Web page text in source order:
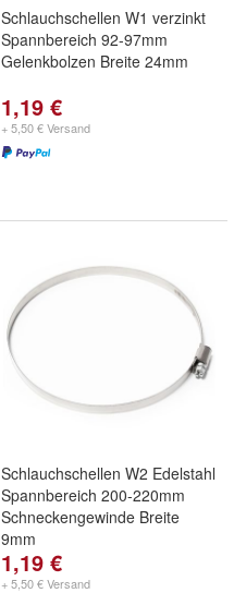
Schlauchschellen W1 verzinkt
Spannbereich 92-97mm
Gelenkbolzen Breite 24mm
1,19 €
+ 5,50 € Versand
Schlauchschellen W2 Edelstahl
Spannbereich 200-220mm
Schneckengewinde Breite
9mm
1,19 €
+ 5,50 € Versand